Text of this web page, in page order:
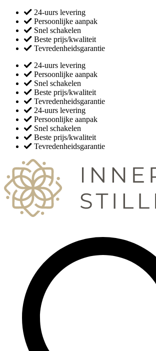
24-uurs levering
Persoonlijke aanpak
Snel schakelen
Beste prijs/kwaliteit
Tevredenheidsgarantie
24-uurs levering
Persoonlijke aanpak
Snel schakelen
Beste prijs/kwaliteit
Tevredenheidsgarantie
24-uurs levering
Persoonlijke aanpak
Snel schakelen
Beste prijs/kwaliteit
Tevredenheidsgarantie